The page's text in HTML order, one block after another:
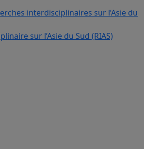
interdisciplinaires sur l’Asie du
sur l’Asie du Sud (RIAS)